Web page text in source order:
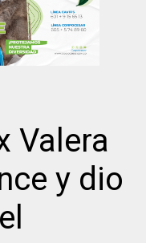
Valera
y dio